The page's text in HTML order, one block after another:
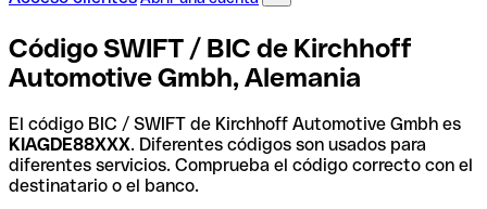
Código SWIFT / BIC de Kirchhoff
Automotive Gmbh, Alemania
El código BIC / SWIFT de Kirchhoff Automotive Gmbh es
KIAGDE88XXX. Diferentes códigos son usados para
diferentes servicios. Comprueba el código correcto con el
destinatario o el banco.